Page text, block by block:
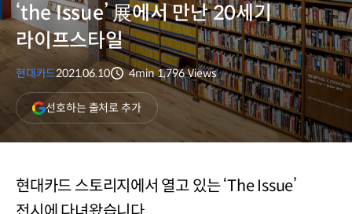
‘the Issue’ 展에서 만난 20세기
라이프스타일
현대카드2021.06.10
4min
조회수
1,796 Views
선호하는 출처로 추가(새
창
열림)
현대카드 스토리지에서 열고 있는 ‘The Issue’